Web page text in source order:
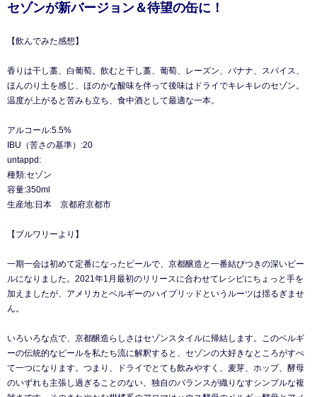
セゾンが新バージョン＆待望の缶に！
【飲んでみた感想】
香りは干し藁、白葡萄。飲むと干し藁、葡萄、レーズン、バナナ、スパイス、
ほんのり土を感じ、ほのかな酸味を伴って後味はドライでキレキレのセゾン。
温度が上がると苦みも立ち、食中酒として最適な一本。
アルコール:5.5%
IBU（苦さの基準）:20
untappd:
種類:セゾン
容量:350ml
生産地:日本 京都府京都市
【ブルワリーより】
一期一会は初めて定番になったビールで、京都醸造と一番結びつきの深いビー
ルになりました。2021年1月最初のリリースに合わせてレシピにちょっと手を
加えましたが、アメリカとベルギーのハイブリッドというルーツは揺るぎませ
ん。
いろいろな点で、京都醸造らしさはセゾンスタイルに帰結します。このベルギ
ーの伝統的なビールを私たち流に解釈すると、セゾンの大好きなところがすべ
て一つになります。つまり、ドライでとても飲みやすく、麦芽、ホップ、酵母
のいずれも主張し過ぎることのない、独自のバランスが織りなすシンプルな複